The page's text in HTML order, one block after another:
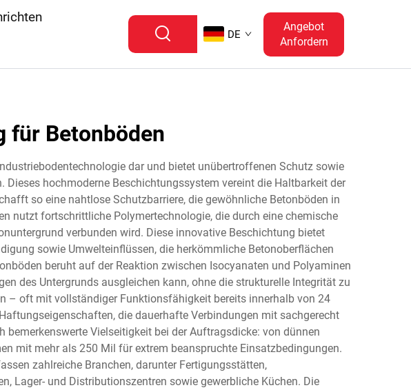
DE
Angebot
Anfordern
für Betonböden
dar und bietet unübertroffenen Schutz sowie
hochmoderne Beschichtungssystem vereint die Haltbarkeit der
so eine nahtlose Schutzbarriere, die gewöhnliche Betonböden in
nutzt fortschrittliche Polymertechnologie, die durch eine chemische
verbunden wird. Diese innovative Beschichtung bietet
sowie Umwelteinflüssen, die herkömmliche Betonoberflächen
beruht auf der Reaktion zwischen Isocyanaten und Polyaminen
des Untergrunds ausgleichen kann, ohne die strukturelle Integrität zu
– oft mit vollständiger Funktionsfähigkeit bereits innerhalb von 24
die dauerhafte Verbindungen mit sachgerecht
Vielseitigkeit bei der Auftragsdicke: von dünnen
mit mehr als 250 Mil für extrem beanspruchte Einsatzbedingungen.
zahlreiche Branchen, darunter Fertigungsstätten,
Lager- und Distributionszentren sowie gewerbliche Küchen. Die